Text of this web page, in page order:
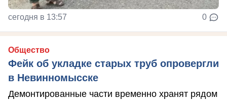
сегодня в 13:57 0
Общество
Фейк об укладке старых труб опровергли
в Невинномысске
Демонтированные части временно хранят рядом